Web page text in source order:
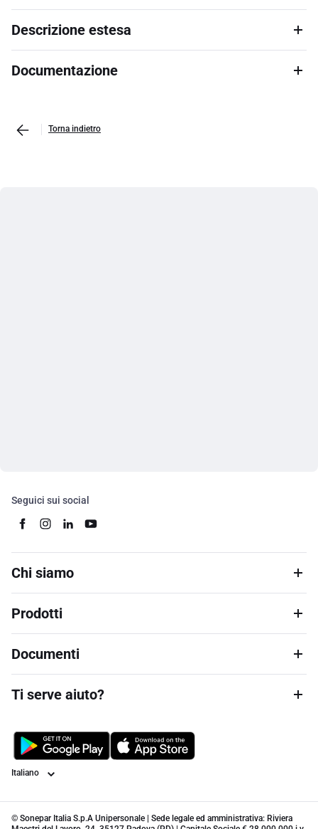
Descrizione estesa
Documentazione
Torna indietro
Seguici sui social
Chi siamo
Prodotti
Documenti
Ti serve aiuto?
Lingua
© Sonepar Italia S.p.A Unipersonale | Sede legale ed amministrativa: Riviera